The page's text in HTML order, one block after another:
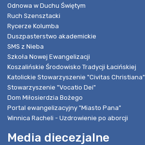
Odnowa w Duchu Świętym
Ruch Szensztacki
Rycerze Kolumba
Duszpasterstwo akademickie
SMS z Nieba
Szkoła Nowej Ewangelizacji
Koszalińskie Środowisko Tradycji Łacińskiej
Katolickie Stowarzyszenie "Civitas Christiana"
Stowarzyszenie "Vocatio Dei"
Dom Miłosierdzia Bożego
Portal ewangelizacyjny "Miasto Pana"
Winnica Racheli - Uzdrowienie po aborcji
Media diecezjalne